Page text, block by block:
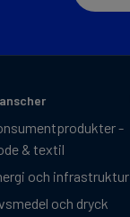
-
& textil
och infrastruktur
och dryck